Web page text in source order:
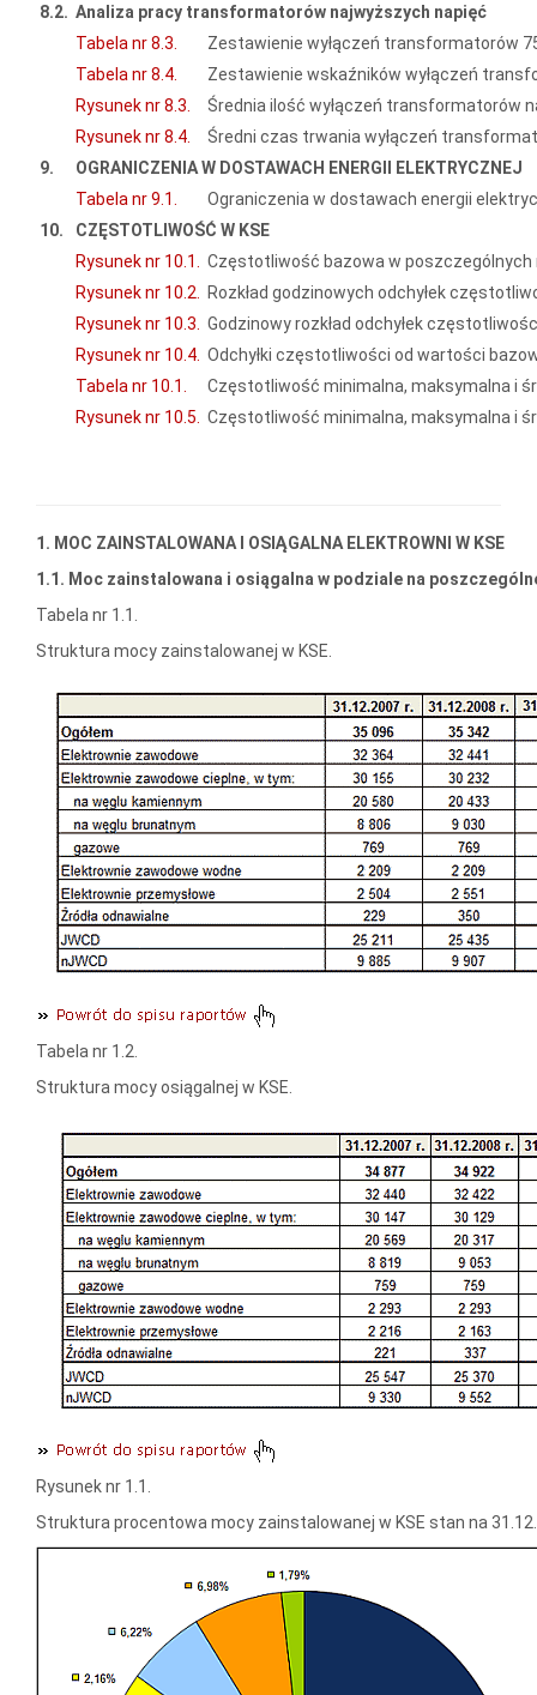
8.2. Analiza pracy transformatorów najwyższych napięć
Tabela nr 8.3.
Zestawienie wyłączeń transformatorów
Tabela nr 8.4.
Zestawienie wskaźników wyłączeń
Rysunek nr 8.3.
Średnia ilość wyłączeń transformatorów
Rysunek nr 8.4.
Średni czas trwania wyłączeń
9.
OGRANICZENIA W DOSTAWACH ENERGII ELEKTRYCZNEJ
Tabela nr 9.1.
Ograniczenia w dostawach energii
10.
CZĘSTOTLIWOŚĆ W KSE
Rysunek nr 10.1.
Częstotliwość bazowa w poszczególnych
Rysunek nr 10.2.
Rozkład godzinowych odchyłek
Rysunek nr 10.3.
Godzinowy rozkład odchyłek
Rysunek nr 10.4. Odchyłki częstotliwości od wartości
Tabela nr 10.1.
Częstotliwość minimalna, maksymalna i
Rysunek nr 10.5.
Częstotliwość minimalna, maksymalna i
1. MOC ZAINSTALOWANA I OSIĄGALNA ELEKTROWNI W KSE
1.1. Moc zainstalowana i osiągalna w podziale na
Tabela nr 1.1.
Struktura mocy zainstalowanej w KSE.
Tabela nr 1.2.
Struktura mocy osiągalnej w KSE.
Rysunek nr 1.1.
Struktura procentowa mocy zainstalowanej w KSE stan na